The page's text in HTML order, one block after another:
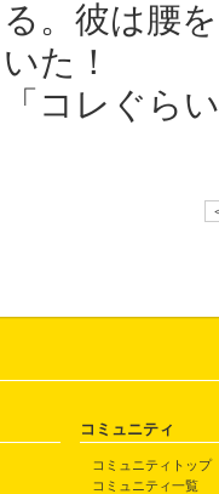
る。彼は腰
いた！
「コレぐら
コミュニティ
コミュニティトップ
コミュニティ一覧